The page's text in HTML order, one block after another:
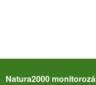
Natura2000